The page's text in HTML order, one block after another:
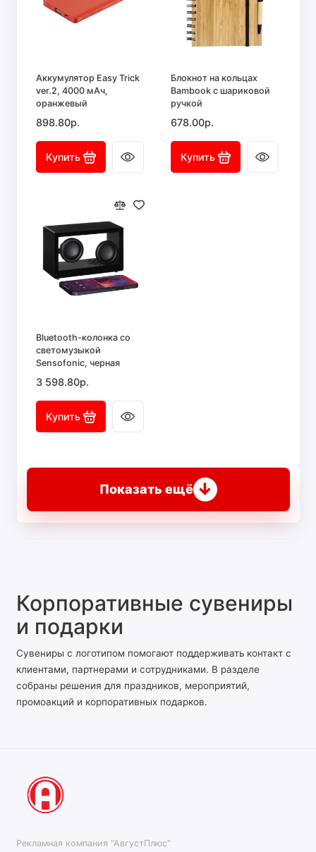
Аккумулятор Easy Trick
ver.2, 4000 мАч,
оранжевый
898.80р.
Купить
Блокнот на кольцах
Bambook с шариковой
ручкой
678.00р.
Купить
Bluetooth-колонка со
светомузыкой
Sensofonic, черная
3 598.80р.
Купить
Показать ещё ↓
Корпоративные сувениры
и подарки
Сувениры с логотипом помогают поддерживать контакт с
клиентами, партнерами и сотрудниками. В разделе
собраны решения для праздников, мероприятий,
промоакций и корпоративных подарков.
Рекламная компания "АвгустПлюс"